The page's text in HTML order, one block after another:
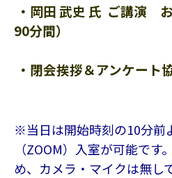
・岡田 武史 氏  ご講演
90分間）
・閉会挨拶＆アンケート
※当日は開始時刻の10分前
（ZOOM）入室が可能です
め、カメラ・マイクは無し